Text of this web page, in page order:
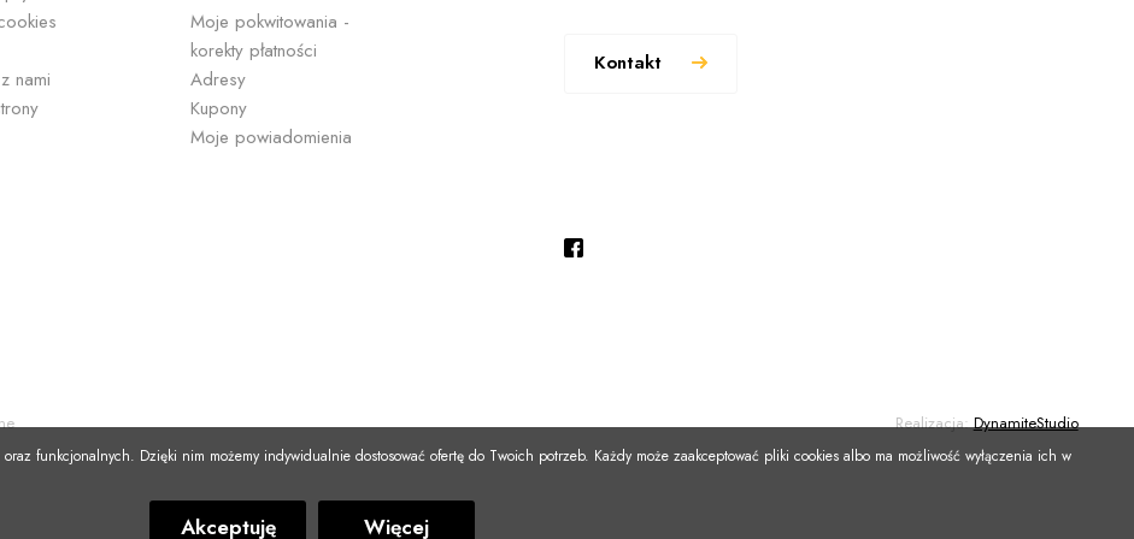
funkcjonalnych. Dzięki nim możemy indywidualnie dostosować ofertę do Twoich potrzeb. Każdy może zaakceptować pliki cookies albo ma możliwość wyłączenia ich w
Akceptuję Więcej
codziennej pielęgnacji.
, stawiasz na inspirację koreańską pielęgnacją, naturalne składniki oraz kosmetyki wspierające piękny wygląd
włosów.
nami
Moje pokwitowania -
korekty płatności
Adresy
Kupony
Moje powiadomienia
Kontakt
Realizacja:DynamiteStudio